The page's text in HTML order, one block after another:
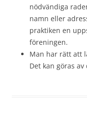
nödvändiga
namn eller
praktiken en
föreningen.
Man har rätt att
Det kan göras